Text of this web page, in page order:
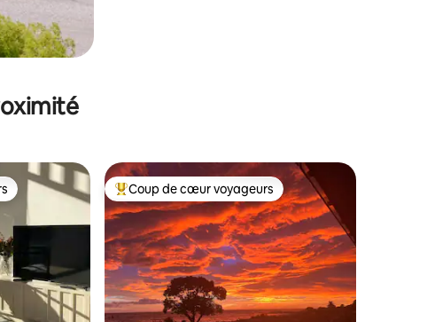
plus appréciés Coups de cœur voyageurs les plus appréciés
Coup de cœur voyageurs